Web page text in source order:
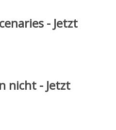
- Jetzt
nicht - Jetzt